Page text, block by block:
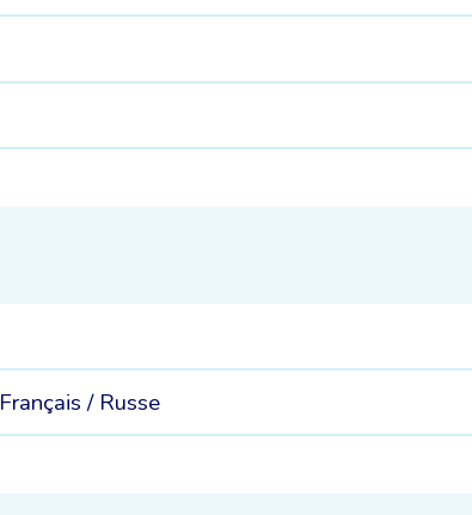
Français / Russe